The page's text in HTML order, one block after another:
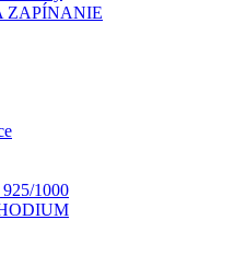
ZAPÍNANIE
1000